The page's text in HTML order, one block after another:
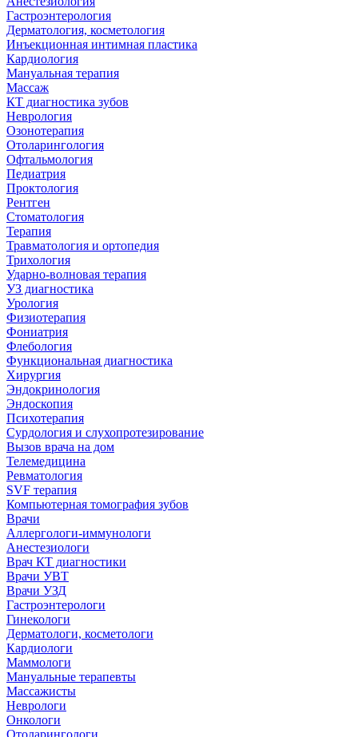
Гастроэнтерология
Дерматология, косметология
Инъекционная интимная пластика
Кардиология
Мануальная терапия
Массаж
КТ диагностика зубов
Неврология
Озонотерапия
Отоларингология
Офтальмология
Педиатрия
Проктология
Рентген
Стоматология
Терапия
Травматология и ортопедия
Трихология
Ударно-волновая терапия
УЗ диагностика
Урология
Физиотерапия
Фониатрия
Флебология
Функциональная диагностика
Хирургия
Эндокринология
Эндоскопия
Психотерапия
Сурдология и слухопротезирование
Вызов врача на дом
Телемедицина
Ревматология
SVF терапия
Компьютерная томография зубов
Врачи
Аллергологи-иммунологи
Анестезиологи
Врач КТ диагностики
Врачи УВТ
Врачи УЗД
Гастроэнтерологи
Гинекологи
Дерматологи, косметологи
Кардиологи
Маммологи
Мануальные терапевты
Массажисты
Неврологи
Онкологи
Отоларингологи